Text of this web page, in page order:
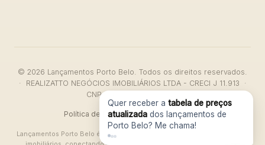
© 2026 Lançamentos Porto Belo. Todos os direitos reservados.
· REALIZATTO NEGÓCIOS IMOBILIÁRIOS LTDA - CRECI J 11.913 ·
CNPJ: 47.911.046/0001-26
Política de Privacidade·Termos de Uso
Lançamentos Porto Belo é um portal de divulgação de empreendimentos
Quer receber a tabela de preços
atualizada dos lançamentos de
Porto Belo? Me chama!